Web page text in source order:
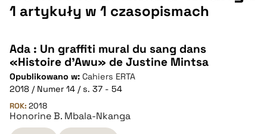
1 artykuły w 1 czasopismach
Ada : Un graffiti mural du sang dans
«Histoire d’Awu» de Justine Mintsa
Opublikowano w: Cahiers ERTA
2018 / Numer 14 / s. 37 - 54
ROK: 2018
Honorine B. Mbala-Nkanga